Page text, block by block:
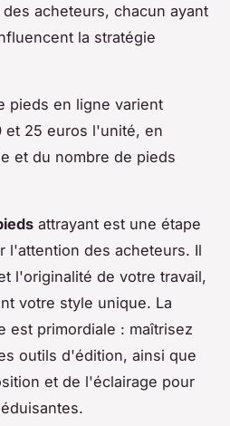
acheteurs, chacun ayant
la stratégie
pieds en ligne varient
et 25 euros l'unité, en
et du nombre de pieds
attrayant est une étape
l'attention des acheteurs. Il
l'originalité de votre travail,
votre style unique. La
est primordiale : maîtrisez
outils d'édition, ainsi que
et de l'éclairage pour